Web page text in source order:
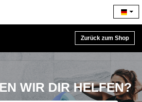
Zurück zum Shop
WIR DIR HELFEN?